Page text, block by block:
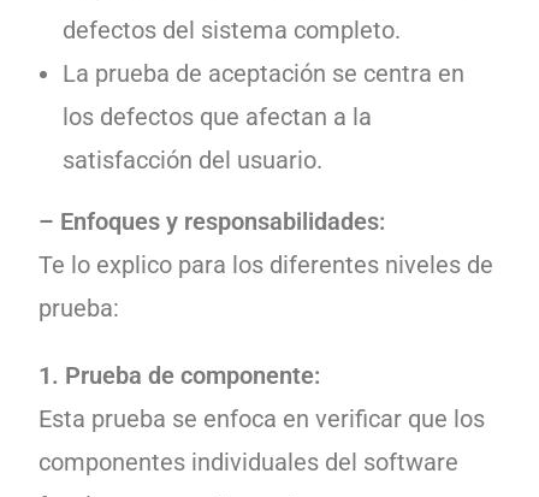
defectos del sistema completo.
La prueba de aceptación se centra en
los defectos que afectan a la
satisfacción del usuario.
– Enfoques y responsabilidades:
Te lo explico para los diferentes niveles de
prueba:
1. Prueba de componente:
Esta prueba se enfoca en verificar que los
componentes individuales del software